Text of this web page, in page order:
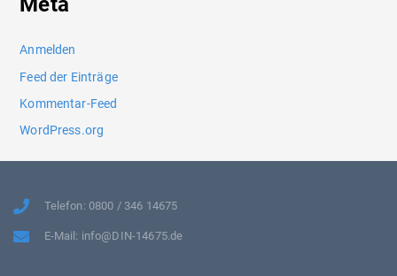
Anmelden
Feed der Einträge
Kommentar-Feed
WordPress.org
Telefon: 0800 / 346 14675
E-Mail: info@DIN-14675.de